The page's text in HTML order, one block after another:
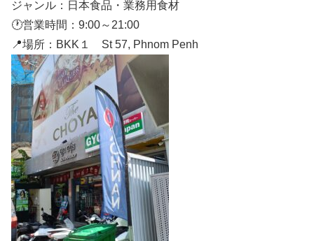
ジャンル：日本食品・業務用食材
🕐営業時間：9:00～21:00
📍場所：BKK１ St 57, Phnom Penh